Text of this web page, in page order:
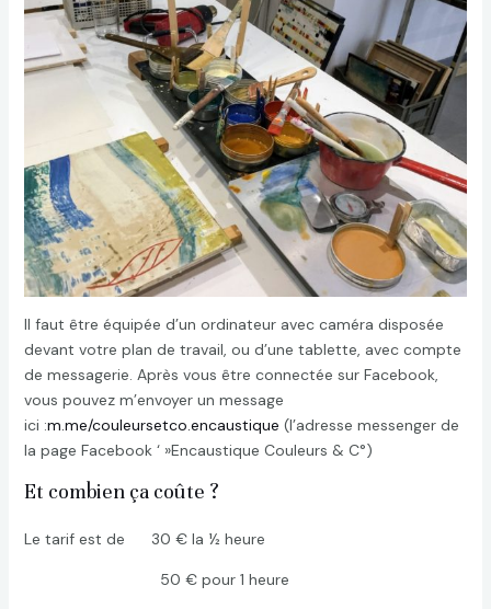
Il faut être équipée d’un ordinateur avec caméra disposée
devant votre plan de travail, ou d’une tablette, avec compte
de messagerie. Après vous être connectée sur Facebook,
vous pouvez m’envoyer un message
ici :m.me/couleursetco.encaustique (l’adresse messenger de
la page Facebook ‘ »Encaustique Couleurs & C°)
Et combien ça coûte ?
Le tarif est de 30 € la ½ heure
50 € pour 1 heure